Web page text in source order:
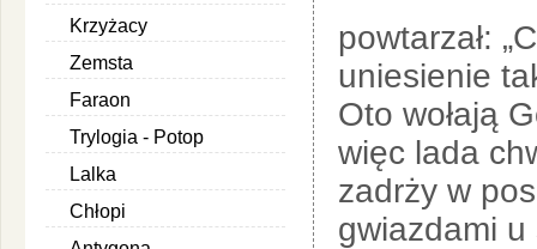
Krzyżacy
Zemsta
Faraon
Trylogia - Potop
Lalka
Chłopi
powtarzał:
uniesienie
Oto wołają
więc lada
zadrży w
gwiazdami u